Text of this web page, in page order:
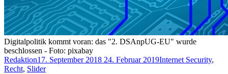
Digitalpolitik kommt voran: das "2. DSAnpUG-EU" wurde
beschlossen - Foto: pixabay
Redaktion17. September 2018 24. Februar 2019Internet Security,
Recht, Slider